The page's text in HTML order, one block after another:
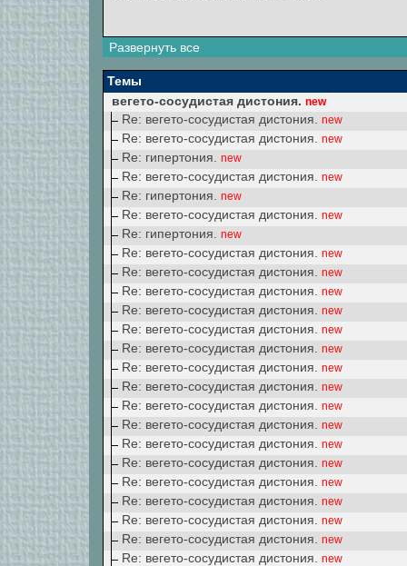
Развернуть все
Темы
вегето-сосудистая дистония. new
Re: вегето-сосудистая дистония. new
Re: вегето-сосудистая дистония. new
Re: гипертония. new
Re: вегето-сосудистая дистония. new
Re: гипертония. new
Re: вегето-сосудистая дистония. new
Re: гипертония. new
Re: вегето-сосудистая дистония. new
Re: вегето-сосудистая дистония. new
Re: вегето-сосудистая дистония. new
Re: вегето-сосудистая дистония. new
Re: вегето-сосудистая дистония. new
Re: вегето-сосудистая дистония. new
Re: вегето-сосудистая дистония. new
Re: вегето-сосудистая дистония. new
Re: вегето-сосудистая дистония. new
Re: вегето-сосудистая дистония. new
Re: вегето-сосудистая дистония. new
Re: вегето-сосудистая дистония. new
Re: вегето-сосудистая дистония. new
Re: вегето-сосудистая дистония. new
Re: вегето-сосудистая дистония. new
Re: вегето-сосудистая дистония. new
Re: вегето-сосудистая дистония. new